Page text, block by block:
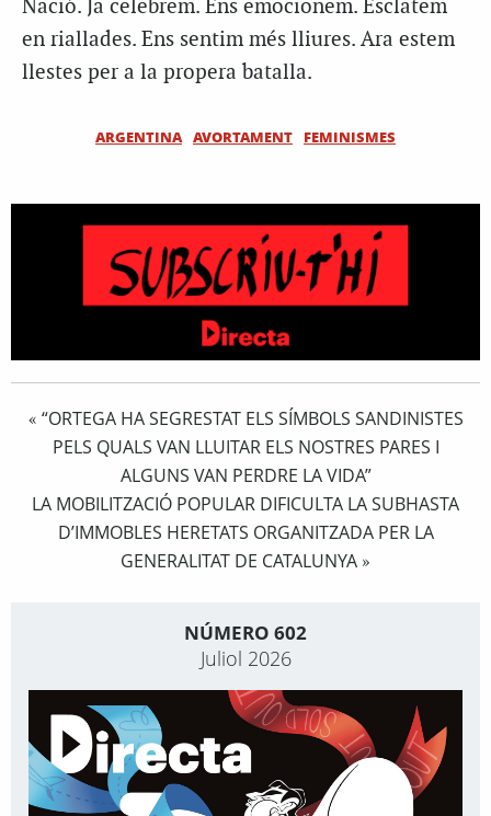
Nació. Ja celebrem. Ens emocionem. Esclatem
en riallades. Ens sentim més lliures. Ara estem
llestes per a la propera batalla.
ARGENTINA AVORTAMENT FEMINISMES
« “ORTEGA HA SEGRESTAT ELS SÍMBOLS SANDINISTES
PELS QUALS VAN LLUITAR ELS NOSTRES PARES I
ALGUNS VAN PERDRE LA VIDA”
LA MOBILITZACIÓ POPULAR DIFICULTA LA SUBHASTA
D’IMMOBLES HERETATS ORGANITZADA PER LA
GENERALITAT DE CATALUNYA »
NÚMERO 602
Juliol 2026